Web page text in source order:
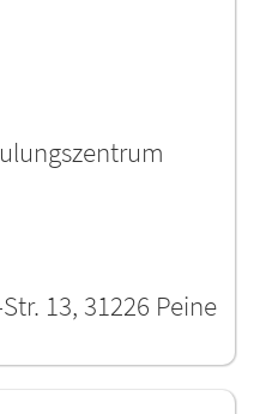
13, 31226 Peine